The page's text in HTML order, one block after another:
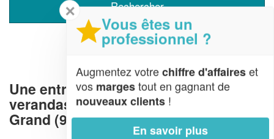
Une entreprise de construction de
verandas et pergolas à Noisy-le-
Grand (93160)
✕
Vous êtes un
professionnel ?
Augmentez votrechiffre d'affaireset
vos margestout en gagnant de
nouveaux clients !
En savoir plus